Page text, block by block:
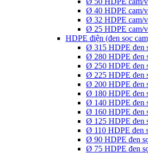
Ø 40 HDPE cam/
Ø 32 HDPE cam/
Ø 25 HDPE cam/
HDPE điện (đen sọc
Ø 315 HDPE đen
Ø 280 HDPE đen
Ø 250 HDPE đen
Ø 225 HDPE đen
Ø 200 HDPE đen
Ø 180 HDPE đen
Ø 140 HDPE đen
Ø 160 HDPE đen
Ø 125 HDPE đen
Ø 110 HDPE đen
Ø 90 HDPE đen
Ø 75 HDPE đen